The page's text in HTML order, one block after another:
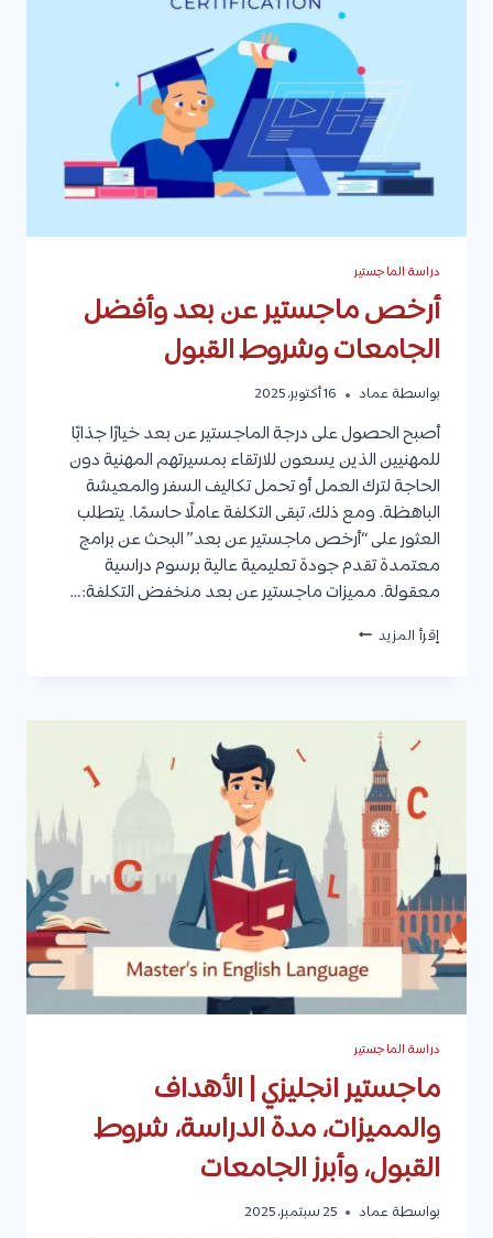
ورسوم
الدراسة
والمعيشة
دراسة الماجستير
أرخص ماجستير عن بعد وأفضل
الجامعات وشروط القبول
بواسطة عماد 16 أكتوبر، 2025
أصبح الحصول على درجة الماجستير عن بعد خيارًا جذابًا
للمهنيين الذين يسعون للارتقاء بمسيرتهم المهنية دون
الحاجة لترك العمل أو تحمل تكاليف السفر والمعيشة
الباهظة. ومع ذلك، تبقى التكلفة عاملًا حاسمًا. يتطلب
العثور على “أرخص ماجستير عن بعد” البحث عن برامج
معتمدة تقدم جودة تعليمية عالية برسوم دراسية
معقولة. مميزات ماجستير عن بعد منخفض التكلفة:…
إقرأ المزيد أرخص
وأفضل
الجامعات
وشروط
القبول
دراسة الماجستير
ماجستير انجليزي | الأهداف
والمميزات، مدة الدراسة، شروط
القبول، وأبرز الجامعات
بواسطة عماد 25 سبتمبر، 2025